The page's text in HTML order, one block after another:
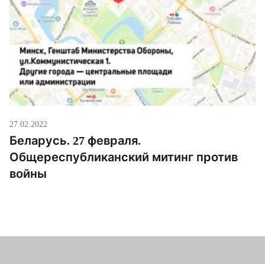
27.02.2022
Беларусь. 27 февраля.
Общереспубликанский митинг против
войны